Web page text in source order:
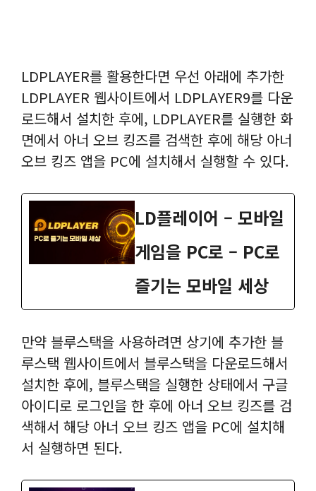
LDPLAYER를 활용한다면 우선 아래에 추가한
LDPLAYER 웹사이트에서 LDPLAYER9를 다운
로드해서 설치한 후에, LDPLAYER를 실행한 화
면에서 아너 오브 킹즈를 검색한 후에 해당 아너
오브 킹즈 앱을 PC에 설치해서 실행할 수 있다.
LD플레이어 – 모바일
게임을 PC로 – PC로
즐기는 모바일 세상
만약 블루스택을 사용하려면 상기에 추가한 블
루스택 웹사이트에서 블루스택을 다운로드해서
설치한 후에, 블루스택을 실행한 상태에서 구글
아이디로 로그인을 한 후에 아너 오브 킹즈를 검
색해서 해당 아너 오브 킹즈 앱을 PC에 설치해
서 실행하면 된다.